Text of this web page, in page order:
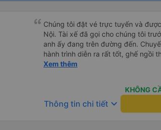
Chúng tôi đặt vé trực tuyến và
Nội. Tài xế đã gọi cho chúng tôi
anh ấy đang trên đường đến.
hành trình diễn ra rất tốt, ghế ngồi
chọn trả khách ở Tam Cốc khi đặt
Xem thêm
KHÔNG
Thông tin chi tiết keyboard_arrow_down